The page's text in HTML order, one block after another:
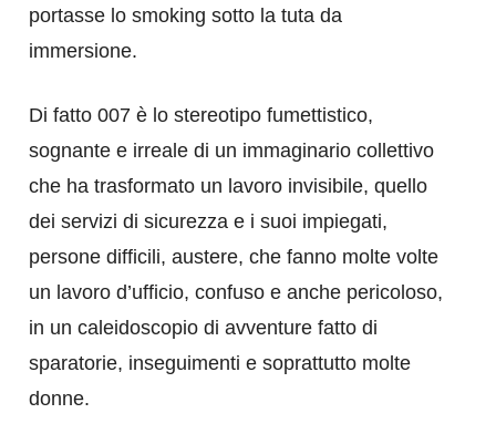
portasse lo smoking sotto la tuta da
immersione.
Di fatto 007 è lo stereotipo fumettistico,
sognante e irreale di un immaginario collettivo
che ha trasformato un lavoro invisibile, quello
dei servizi di sicurezza e i suoi impiegati,
persone difficili, austere, che fanno molte volte
un lavoro d’ufficio, confuso e anche pericoloso,
in un caleidoscopio di avventure fatto di
sparatorie, inseguimenti e soprattutto molte
donne.